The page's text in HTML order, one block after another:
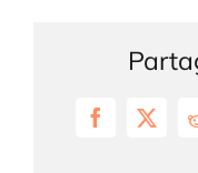
Facebook
X